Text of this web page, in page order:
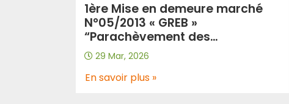
1ère Mise en demeure marché
N°05/2013 « GREB »
“Parachèvement des
échangeurs du lot Centre – Est :
échangeur El Achir – échangeur
Bouira Est – échangeur Bouira
29 Mar, 2026
En savoir plus »